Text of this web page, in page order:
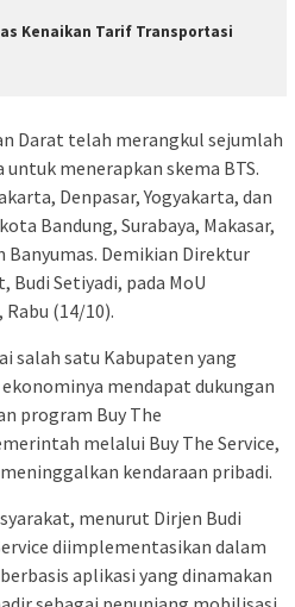
Kenaikan Tarif Transportasi
Darat telah merangkul sejumlah
menerapkan skema BTS.
Denpasar, Yogyakarta, dan
Bandung, Surabaya, Makasar,
Banyumas. Demikian Direktur
Budi Setiyadi, pada MoU
(14/10).
salah satu Kabupaten yang
mendapat dukungan
program Buy The
melalui Buy The Service,
kendaraan pribadi.
menurut Dirjen Budi
diimplementasikan dalam
aplikasi yang dinamakan